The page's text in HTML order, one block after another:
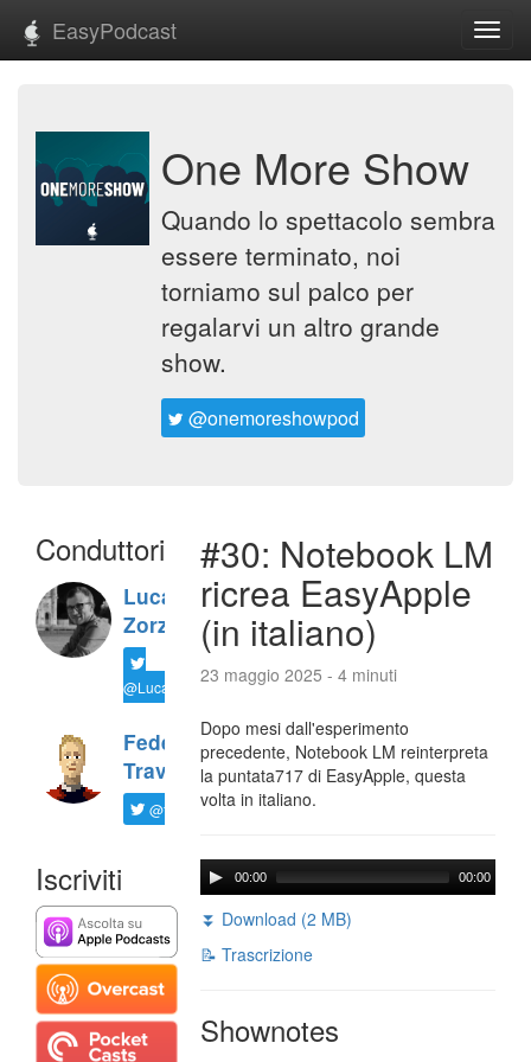
EasyPodcast
One More Show
Quando lo spettacolo sembra
essere terminato, noi
torniamo sul palco per
regalarvi un altro grande
show.
@onemoreshowpod
Conduttori
Luca
Zorzi
@LucaTNT
Federico
Travaini
@ftrava
Iscriviti
#30: Notebook LM
ricrea EasyApple
(in italiano)
23 maggio 2025 - 4 minuti
Dopo mesi dall'esperimento
precedente, Notebook LM reinterpreta
la puntata717 di EasyApple, questa
volta in italiano.
00:00 00:00
⏬ Download (2 MB)
📝 Trascrizione
Shownotes